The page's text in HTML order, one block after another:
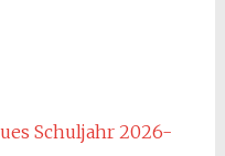
Schuljahr 2026-